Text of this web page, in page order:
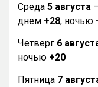
Среда 5 августа
днем +28, ночью
Четверг 6
ночью +20
Пятница 7